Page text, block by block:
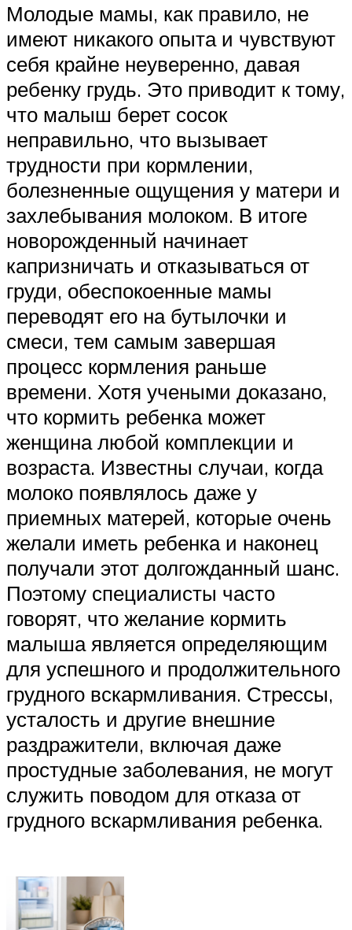
Молодые мамы, как правило, не
имеют никакого опыта и чувствуют
себя крайне неуверенно, давая
ребенку грудь. Это приводит к тому,
что малыш берет сосок
неправильно, что вызывает
трудности при кормлении,
болезненные ощущения у матери и
захлебывания молоком. В итоге
новорожденный начинает
капризничать и отказываться от
груди, обеспокоенные мамы
переводят его на бутылочки и
смеси, тем самым завершая
процесс кормления раньше
времени. Хотя учеными доказано,
что кормить ребенка может
женщина любой комплекции и
возраста. Известны случаи, когда
молоко появлялось даже у
приемных матерей, которые очень
желали иметь ребенка и наконец
получали этот долгожданный шанс.
Поэтому специалисты часто
говорят, что желание кормить
малыша является определяющим
для успешного и продолжительного
грудного вскармливания. Стрессы,
усталость и другие внешние
раздражители, включая даже
простудные заболевания, не могут
служить поводом для отказа от
грудного вскармливания ребенка.